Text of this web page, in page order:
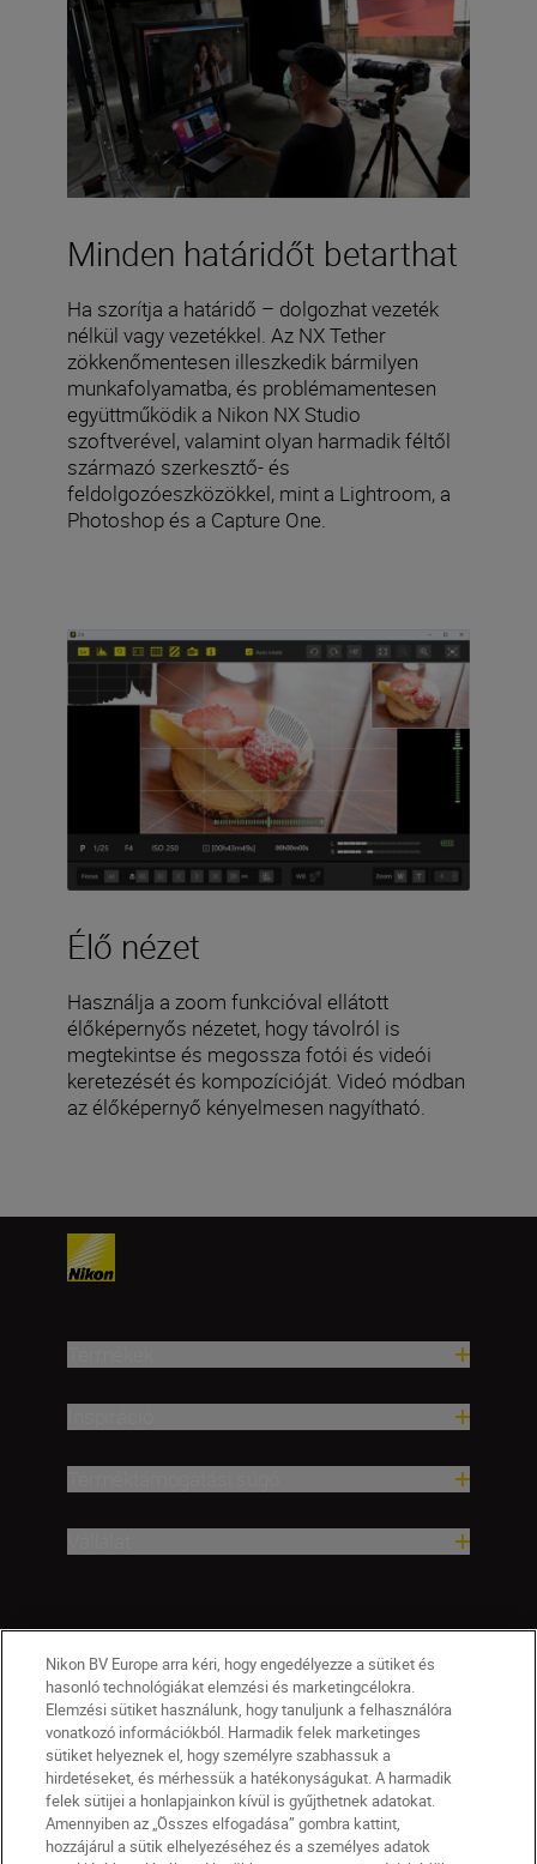
Minden határidőt betarthat
Ha szorítja a határidő – dolgozhat vezeték
nélkül vagy vezetékkel. Az NX Tether
zökkenőmentesen illeszkedik bármilyen
munkafolyamatba, és problémamentesen
együttműködik a Nikon NX Studio
szoftverével, valamint olyan harmadik féltől
származó szerkesztő- és
feldolgozóeszközökkel, mint a Lightroom, a
Photoshop és a Capture One.
Élő nézet
Használja a zoom funkcióval ellátott
élőképernyős nézetet, hogy távolról is
megtekintse és megossza fotói és videói
keretezését és kompozícióját. Videó módban
az élőképernyő kényelmesen nagyítható.
Nikon BV Europe arra kéri, hogy engedélyezze a sütiket és
hasonló technológiákat elemzési és marketingcélokra.
Elemzési sütiket használunk, hogy tanuljunk a felhasználóra
vonatkozó információkból. Harmadik felek marketinges
sütiket helyeznek el, hogy személyre szabhassuk a
hirdetéseket, és mérhessük a hatékonyságukat. A harmadik
felek sütijei a honlapjainkon kívül is gyűjthetnek adatokat.
Amennyiben az „Összes elfogadása” gombra kattint,
hozzájárul a sütik elhelyezéséhez és a személyes adatok